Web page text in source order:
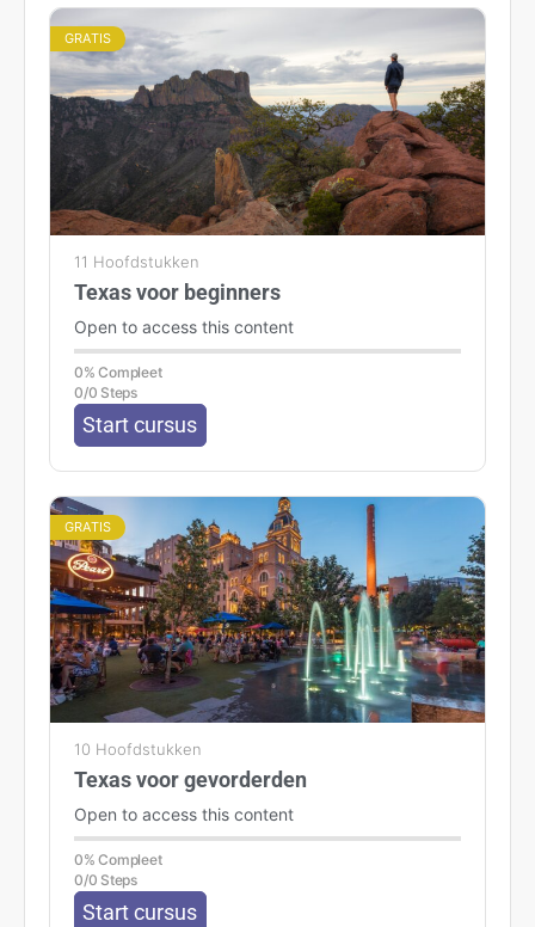
GRATIS
11 Hoofdstukken
Texas voor beginners
Open to access this content
0% Compleet
0/0 Steps
Start cursus
GRATIS
10 Hoofdstukken
Texas voor gevorderden
Open to access this content
0% Compleet
0/0 Steps
Start cursus